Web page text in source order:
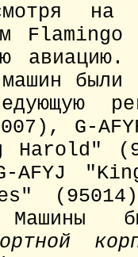
на
G-
Harold"
AFYJ
Машины